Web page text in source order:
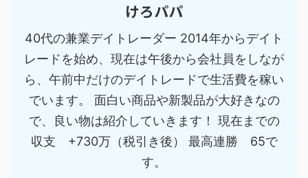
けろパパ
40代の兼業デイトレーダー 2014年からデイト
レードを始め、現在は午後から会社員をしなが
ら、午前中だけのデイトレードで生活費を稼い
でいます。 面白い商品や新製品が大好きなの
で、良い物は紹介していきます！ 現在までの
収支 +730万（税引き後） 最高連勝 65で
す。